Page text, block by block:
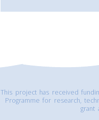
This project has received
Programme for research,
grant